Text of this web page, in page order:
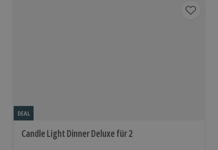
DEAL
Candle Light Dinner Deluxe für 2